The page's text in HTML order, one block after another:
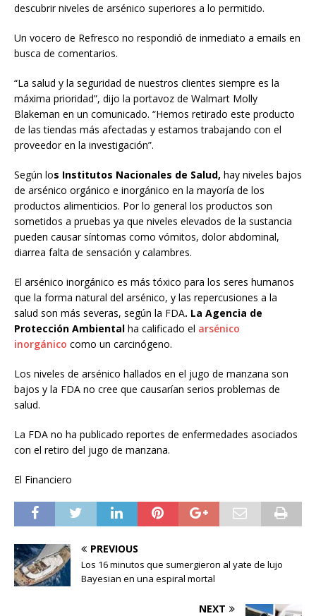
descubrir niveles de arsénico superiores a lo permitido.
Un vocero de Refresco no respondió de inmediato a emails en
busca de comentarios.
“La salud y la seguridad de nuestros clientes siempre es la
máxima prioridad”, dijo la portavoz de Walmart Molly
Blakeman en un comunicado. “Hemos retirado este producto
de las tiendas más afectadas y estamos trabajando con el
proveedor en la investigación”.
Según los Institutos Nacionales de Salud, hay niveles bajos
de arsénico orgánico e inorgánico en la mayoría de los
productos alimenticios. Por lo general los productos son
sometidos a pruebas ya que niveles elevados de la sustancia
pueden causar síntomas como vómitos, dolor abdominal,
diarrea falta de sensación y calambres.
El arsénico inorgánico es más tóxico para los seres humanos
que la forma natural del arsénico, y las repercusiones a la
salud son más severas, según la FDA. La Agencia de
Protección Ambiental ha calificado el arsénico
inorgánico como un carcinógeno.
Los niveles de arsénico hallados en el jugo de manzana son
bajos y la FDA no cree que causarían serios problemas de
salud.
La FDA no ha publicado reportes de enfermedades asociados
con el retiro del jugo de manzana.
El Financiero
PREVIOUS
Los 16 minutos que sumergieron al yate de lujo
Bayesian en una espiral mortal
NEXT